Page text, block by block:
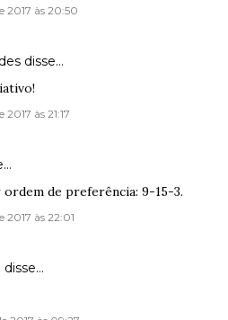
2017 às 20:50
disse…
às 21:17
ordem de preferência: 9-15-3.
2017 às 22:01
disse…